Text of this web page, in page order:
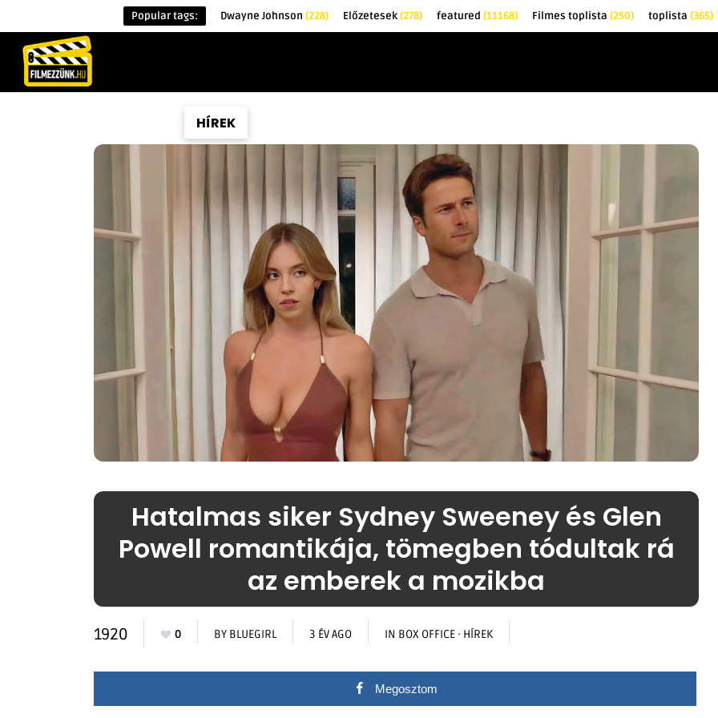
Popular tags: Dwayne Johnson (228) Előzetesek(278) featured (11168) Filmes toplista (250) toplista (365)
HÍREK
Hatalmas siker Sydney Sweeney és Glen
Powell romantikája, tömegben tódultak rá
az emberek a mozikba
1920 0 BY BLUEGIRL 3 ÉV AGO IN BOX OFFICE · HÍREK
Megosztom